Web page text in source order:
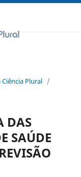
Plural /
DAS
SAÚDE